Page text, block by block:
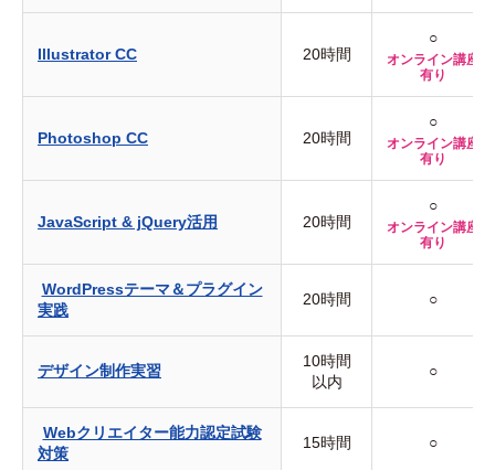
Illustrator CC 20時間
○
オンライン講座
有り
Photoshop CC 20時間
○
オンライン講座
有り
JavaScript & jQuery活用 20時間
○
オンライン講座
有り
WordPressテーマ＆プラグイン
実践
20時間 ○
デザイン制作実習
10時間
以内
○
Webクリエイター能力認定試験
対策
15時間 ○